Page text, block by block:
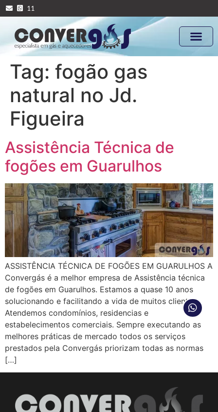
11
Tag: fogão gas
natural no Jd.
Figueira
Assistência Técnica de
fogões em Guarulhos
ASSISTÊNCIA TÉCNICA DE FOGÕES EM GUARULHOS A
Convergás é a melhor empresa de Assistência técnica
de fogões em Guarulhos. Estamos a quase 10 anos
solucionando e facilitando a vida de muitos clientes.
Atendemos condomínios, residencias e
estabelecimentos comerciais. Sempre executando as
melhores práticas de mercado todos os serviços
prestados pela Convergás priorizam todas as normas
[…]